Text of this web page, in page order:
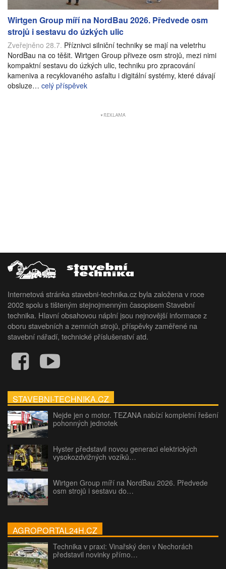
Wirtgen Group míří na NordBau 2026. Předvede osm
strojů i sestavu do úzkých ulic
Zveřejněno 28.7. Příznivci silniční techniky se mají na veletrhu
NordBau na co těšit. Wirtgen Group přiveze osm strojů, mezi nimi
kompaktní sestavu do úzkých ulic, techniku pro zpracování
kameniva a recyklovaného asfaltu i digitální systémy, které dávají
obsluze… celý příspěvek
Internetová stránka stavebni-technika.cz byla založena v roce
2002 spolu s tišteným stejnojmenným časopisem Stavební
technika. Hlavní obsahovou náplní jsou nejnovější informace z
oboru stavebních a zemních strojů, příspěvky zaměřené na
stavební nářadí, technické příslušenství atd.
STAVEBNI-TECHNIKA.CZ
Nejde jen o motor. TEZANA nabízí kompletní řešení
pohonných jednotek
Hyster představil novou generaci elektrických
vysokozdvižných vozíků…
Wirtgen Group míří na NordBau 2026. Předvede
osm strojů i sestavu do…
AGROPORTAL24H.CZ
Technika v praxi: Vinařský den v Nechorách
představil novinky přímo…